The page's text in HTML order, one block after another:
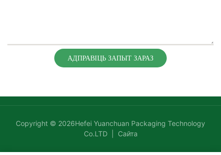
АДПРАВІЦЬ ЗАПЫТ ЗАРАЗ
Copyright © 2026Hefei Yuanchuan Packaging Technology
Co.LTD |
Сайта